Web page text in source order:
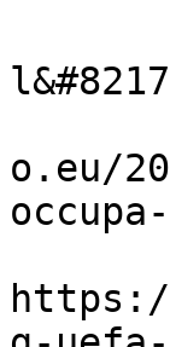
o.eu/